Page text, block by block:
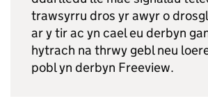
trawsyrru dros yr awyr o
ar y tir ac yn cael eu derbyn
hytrach na thrwy gebl neu
pobl yn derbyn Freeview.